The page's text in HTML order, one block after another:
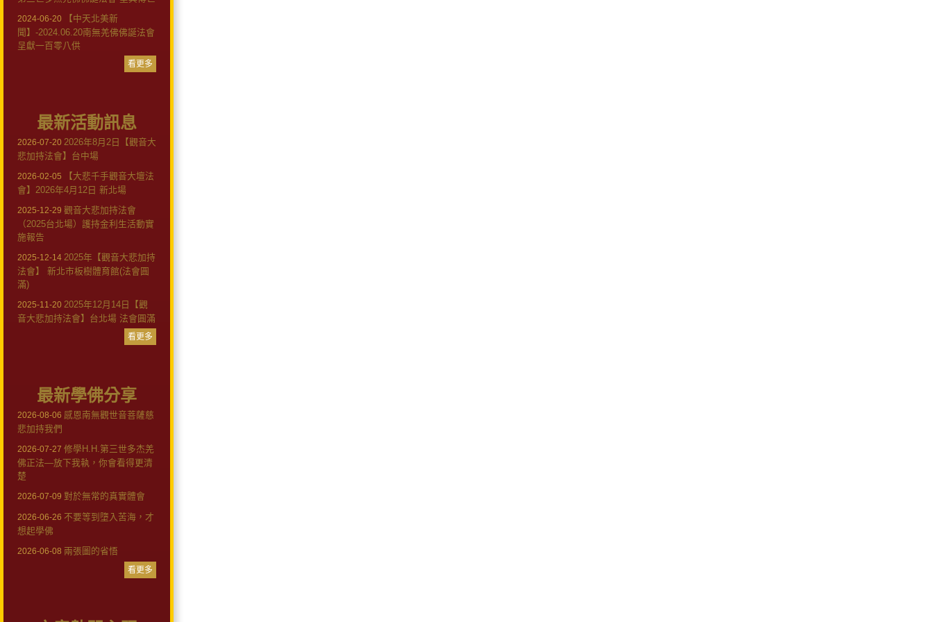
2024-06-20
【中天北美新
聞】-2024.06.20南無羌佛佛誕法會
呈獻一百零八供
看更多
最新活動訊息
2026-07-20 2026年8月2日【觀音大
悲加持法會】台中場
2026-02-05
【大悲千手觀音大壇法
會】2026年4月12日 新北場
2025-12-29 觀音大悲加持法會
（2025台北場）護持金利生活動實
施報告
2025-12-14 2025年【觀音大悲加持
法會】 新北市板樹體育館(法會圓
滿)
2025-11-20 2025年12月14日【觀
音大悲加持法會】台北場 法會圓滿
看更多
最新學佛分享
2026-08-06 感恩南無觀世音菩薩慈
悲加持我們
2026-07-27 修學H.H.第三世多杰羌
佛正法—放下我執，你會看得更清
楚
2026-07-09 對於無常的真實體會
2026-06-26 不要等到墮入苦海，才
想起學佛
2026-06-08 兩張圖的省悟
看更多